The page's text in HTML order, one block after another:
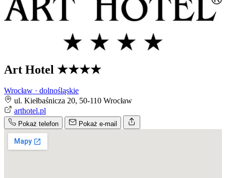
Art Hotel ★★★★
Wrocław · dolnośląskie
ul. Kiełbaśnicza 20, 50-110 Wrocław
arthotel.pl
Pokaż telefon Pokaż e-mail